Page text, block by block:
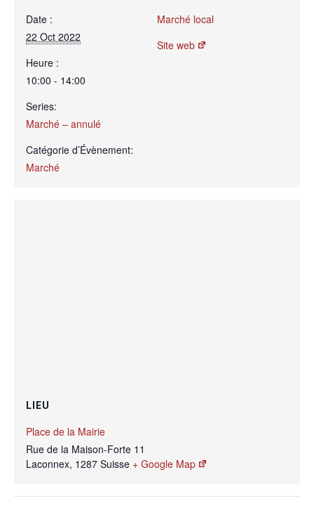
Date :
22 Oct 2022
Heure :
10:00 - 14:00
Series:
Marché – annulé
Catégorie d’Évènement:
Marché
Marché local
Site web
LIEU
Place de la Mairie
Rue de la Maison-Forte 11
Laconnex, 1287 Suisse + Google Map